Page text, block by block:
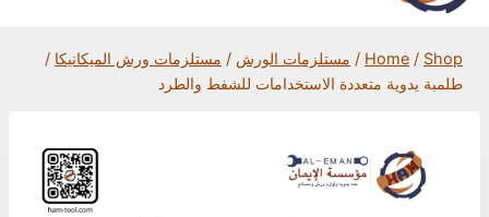
Home / Shop
/ مستلزمات الورش / مستلزمات ورش الميكانيكا /
طلمبة يدوية متعددة الاستخدامات للشفط والطرد